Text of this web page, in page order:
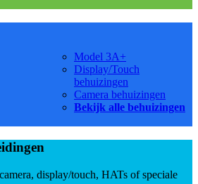
Model 3A+
Display/Touch
behuizingen
Camera behuizingen
Bekijk alle behuizingen
display/touch, HATs of speciale